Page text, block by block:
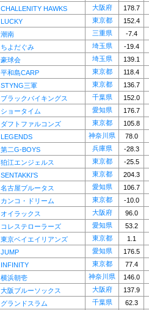
CHALLENITY HAWKS 大阪府
178.7
LUCKY 東京都
152.4
潮南 三重県
-7.4
ちよだぐみ 埼玉県
-19.4
豪球会 埼玉県
139.1
平和島CARP 東京都
118.4
STYNG三軍 東京都
136.7
ブラックバイキングス 千葉県
152.0
ショータイム 愛知県
176.7
ダフトファルコンズ 東京都
105.8
LEGENDS 神奈川県
78.0
第二G-BOYS 兵庫県
-28.3
狛江エンジェルス 東京都
-25.5
SENTAKKI'S 東京都
204.3
名古屋ブルータス 愛知県
106.7
カンコ・ドリーム 東京都
-10.0
オイラックス 大阪府
96.0
コレステローラーズ 愛知県
53.2
東京ベイエイリアンズ 東京都
1.1
JUMP 愛知県
176.5
INFINITY 東京都
77.4
横浜朝壱 神奈川県
146.0
大阪ブルーソックス 大阪府
137.9
グランドスラム 千葉県
62.3